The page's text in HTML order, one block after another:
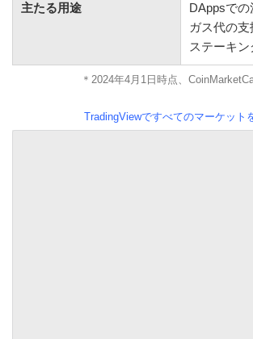
主たる用途
DAppsでの
ガス代の支
ステーキン
＊2024年4月1日時点、
TradingViewですべてのマーケット